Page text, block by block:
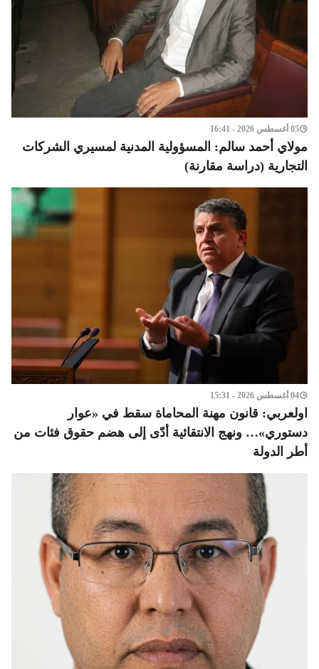
05 أغسطس 2026 - 16:41
مولاي أحمد سالم: المسؤولية المدنية لمسيري الشركات
التجارية (دراسة مقارنة)
04 أغسطس 2026 - 15:31
اولعربي: قانون مهنة المحاماة سقط في «عوار
دستوري»… ونهج الانتقائية أدّى إلى هضم حقوق فئات من
أطر الدولة